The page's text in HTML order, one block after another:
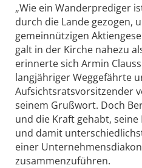
„Wie ein Wanderprediger
durch die Lande gezogen,
gemeinnützigen
galt in der Kirche nahezu
erinnerte sich Armin
langjähriger Weggefährte
Aufsichtsratsvorsitzender
seinem Grußwort. Doch
und die Kraft gehabt,
und damit
einer
zusammenzuführen.